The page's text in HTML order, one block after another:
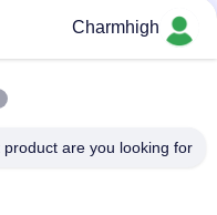
CHMT48VB / اجاق گاز Reflow T961
Charmhigh
are you looking for?